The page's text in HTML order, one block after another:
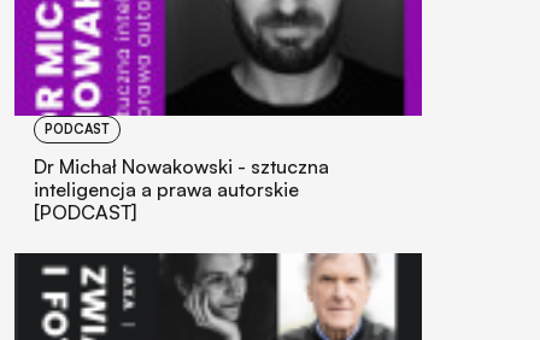
PODCAST
Dr Michał Nowakowski - sztuczna
inteligencja a prawa autorskie
[PODCAST]